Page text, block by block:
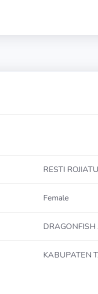
RESTI
Female
DRAGONFISH
KABUPATEN